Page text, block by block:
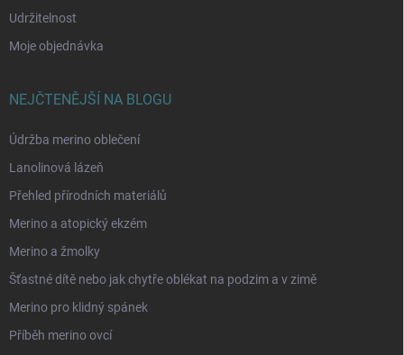
Udržitelnost
Moje objednávka
NEJČTENĚJŠÍ NA BLOGU
Údržba merino oblečení
Lanolinová lázeň
Přehled přírodních materiálů
Merino a atopický ekzém
Merino a žmolky
Šťastné dítě nebo jak chytře oblékat na podzim a v zimě
Merino pro klidný spánek
Příběh merino ovcí